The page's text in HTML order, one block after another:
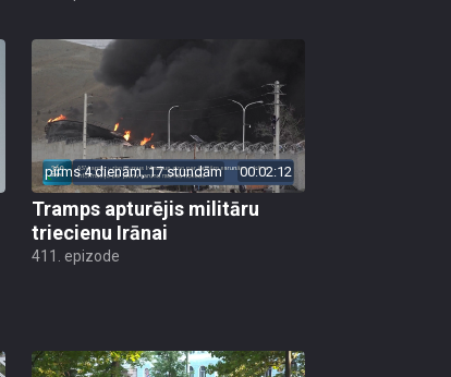
pirms 4 dienām, 17 stundām 00:02:12
Tramps apturējis militāru
triecienu Irānai
411. epizode